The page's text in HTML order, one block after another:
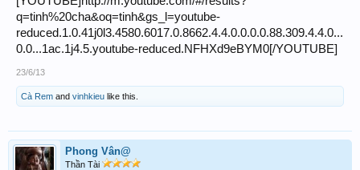
q=tinh%20cha&oq=tinh&gs_l=youtube-
reduced.1.0.41j0l3.4580.6017.0.8662.4.4.0.0.0.0.88.309.4.4.0...
0.0...1ac.1j4.5.youtube-reduced.NFHXd9eBYM0[/YOUTUBE]
23/6/13
Cà Rem and vinhkieu like this.
Phong Vân@
Thần Tài